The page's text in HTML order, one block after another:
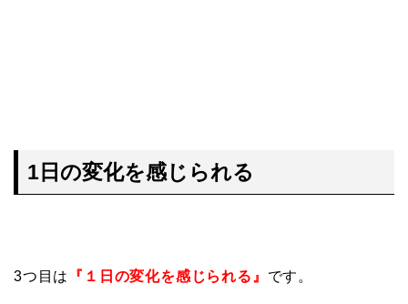
1 日の変化を感じられる
3つ目は 『１日の変化を感じられる』 です。